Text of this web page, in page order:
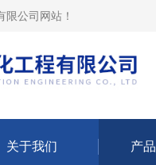
限公司网站 ！
关于我们 产